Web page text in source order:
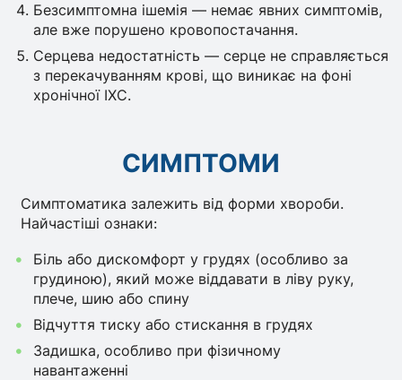
Безсимптомна ішемія — немає явних симптомів,
але вже порушено кровопостачання.
Серцева недостатність — серце не справляється
з перекачуванням крові, що виникає на фоні
хронічної ІХС.
СИМПТОМИ
Симптоматика залежить від форми хвороби.
Найчастіші ознаки:
Біль або дискомфорт у грудях (особливо за
грудиною), який може віддавати в ліву руку,
плече, шию або спину
Відчуття тиску або стискання в грудях
Задишка, особливо при фізичному
навантаженні